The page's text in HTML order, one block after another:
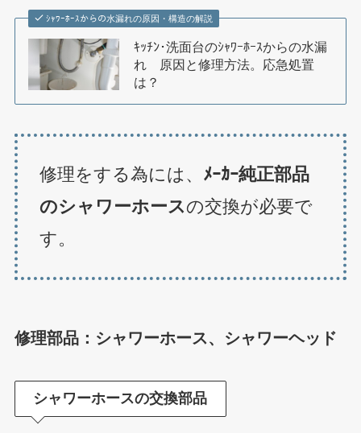
ｼｬﾜｰﾎｰｽからの水漏れの原因・構造の解説
ｷｯﾁﾝ･洗面台のｼｬﾜｰﾎｰｽからの水漏
れ 原因と修理方法。応急処置
は？
修理をする為には、 ﾒｰｶｰ純正部品
のシャワーホースの交換が必要で
す。
修理部品：シャワーホース、シャワーヘッド
シャワーホースの交換部品